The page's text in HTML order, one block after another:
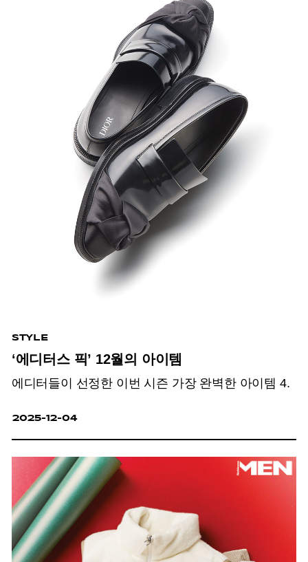
STYLE
‘에디터스 픽’ 12월의 아이템
에디터들이 선정한 이번 시즌 가장 완벽한 아이템 4.
2025-12-04